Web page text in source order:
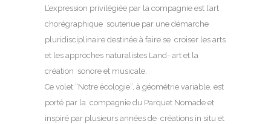
L’expression privilégiée par la compagnie est l’art
chorégraphique soutenue par une démarche
pluridisciplinaire destinée à faire se croiser les arts
et les approches naturalistes Land- art et la
création sonore et musicale.
Ce volet “Notre écologie”, à géométrie variable, est
porté par la compagnie du Parquet Nomade et
inspiré par plusieurs années de créations in situ et